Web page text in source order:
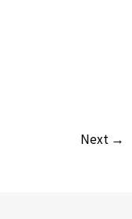
Next →